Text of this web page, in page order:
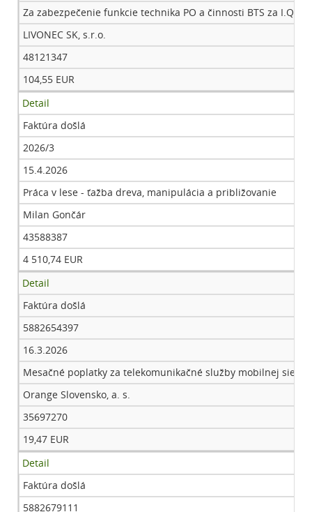
Za zabezpečenie funkcie technika PO a činnosti BTS za I.Q
LIVONEC SK, s.r.o.
48121347
104,55 EUR
Detail
Faktúra došlá
2026/3
15.4.2026
Práca v lese - ťažba dreva, manipulácia a približovanie
Milan Gončár
43588387
4 510,74 EUR
Detail
Faktúra došlá
5882654397
16.3.2026
Mesačné poplatky za telekomunikačné služby mobilnej siete
Orange Slovensko, a. s.
35697270
19,47 EUR
Detail
Faktúra došlá
5882679111